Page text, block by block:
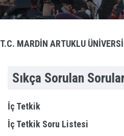
T.C. MARDİN ARTUKLU
Sıkça Sorulan
İç Tetkik
İç Tetkik Soru Listesi